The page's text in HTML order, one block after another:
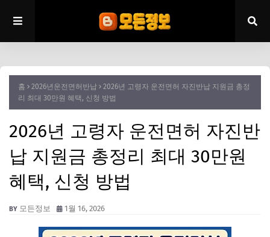
홈 2026년운전면허반납
2026년 고령자 운전면허 자진반납 지원금 총정
리 최대 30만원 혜택, 신청 방법
2026년 고령자 운전면허 자진반
납 지원금 총정리 최대 30만원
혜택, 신청 방법
모든정보 1월 16, 2026